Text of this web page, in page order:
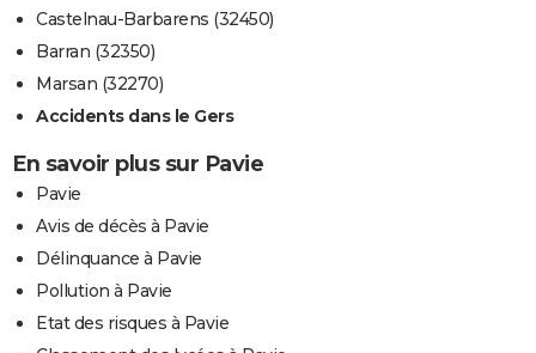
Castelnau-Barbarens (32450)
Barran (32350)
Marsan (32270)
Accidents dans le Gers
En savoir plus sur Pavie
Pavie
Avis de décès à Pavie
Délinquance à Pavie
Pollution à Pavie
Etat des risques à Pavie